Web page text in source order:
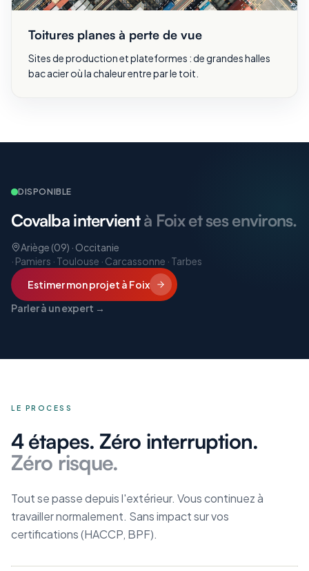
Toitures planes à perte de vue
Sites de production et plateformes : de grandes halles
bac acier où la chaleur entre par le toit.
DISPONIBLE
Covalba intervientà Foix et ses environs.
Ariège (09) · Occitanie
· Pamiers · Toulouse · Carcassonne · Tarbes
Estimer mon projet à Foix
Parler à un expert →
LE PROCESS
4 étapes. Zéro interruption.
Zéro risque.
Tout se passe depuis l'extérieur. Vous continuez à
travailler normalement. Sans impact sur vos
certifications (HACCP, BPF).